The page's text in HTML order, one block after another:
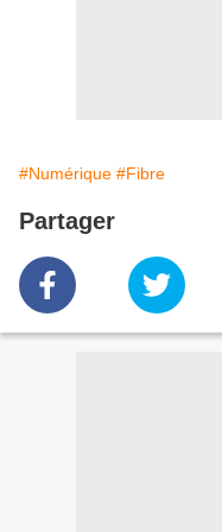
#Numérique #Fibre
Partager